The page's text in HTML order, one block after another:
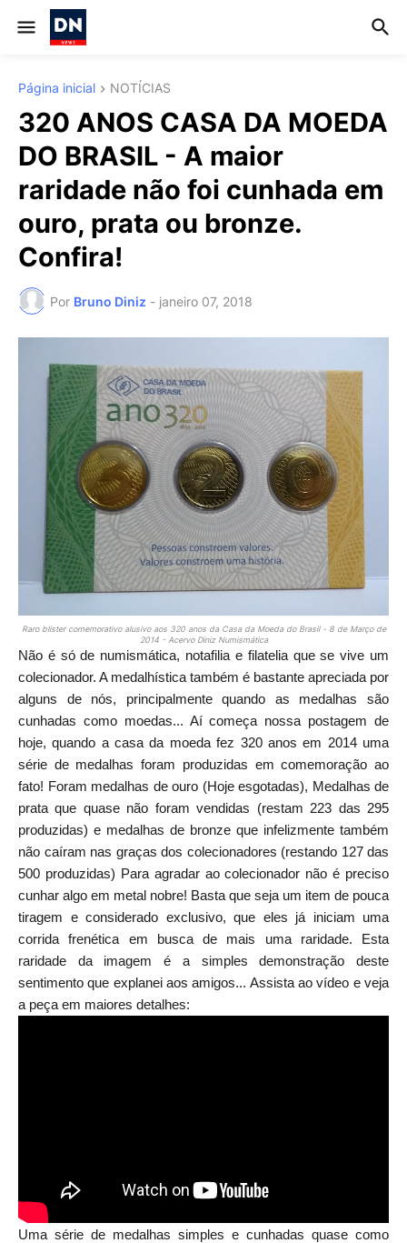
Página inicial NOTÍCIAS
320 ANOS CASA DA MOEDA
DO BRASIL - A maior
raridade não foi cunhada em
ouro, prata ou bronze.
Confira!
Por Bruno Diniz - janeiro 07, 2018
Raro blister comemorativo alusivo aos 320 anos da Casa da Moeda do Brasil - 8 de Março de
2014 - Acervo Diniz Numismática
Não é só de numismática, notafilia e filatelia que se vive um
colecionador. A medalhística também é bastante apreciada por
alguns de nós, principalmente quando as medalhas são
cunhadas como moedas... Aí começa nossa postagem de
hoje, quando a casa da moeda fez 320 anos em 2014 uma
série de medalhas foram produzidas em comemoração ao
fato! Foram medalhas de ouro (Hoje esgotadas), Medalhas de
prata que quase não foram vendidas (restam 223 das 295
produzidas) e medalhas de bronze que infelizmente também
não caíram nas graças dos colecionadores (restando 127 das
500 produzidas) Para agradar ao colecionador não é preciso
cunhar algo em metal nobre! Basta que seja um item de pouca
tiragem e considerado exclusivo, que eles já iniciam uma
corrida frenética em busca de mais uma raridade. Esta
raridade da imagem é a simples demonstração deste
sentimento que explanei aos amigos... Assista ao vídeo e veja
a peça em maiores detalhes:
Uma série de medalhas simples e cunhadas quase como